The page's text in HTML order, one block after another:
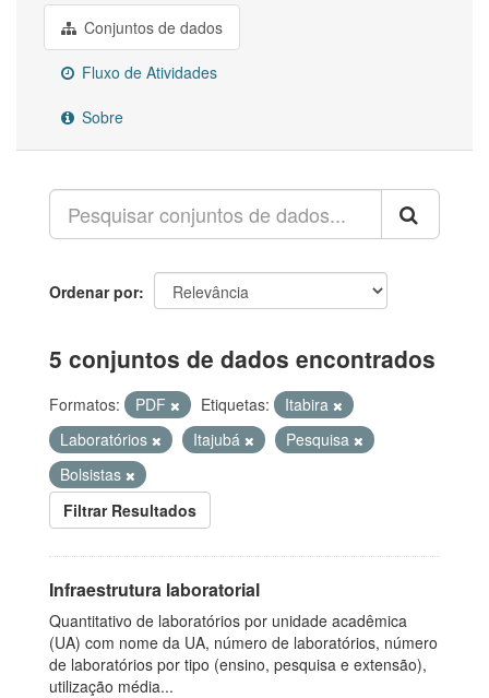
Conjuntos de dados
Fluxo de Atividades
Sobre
Ordenar por
5 conjuntos de dados encontrados
Formatos: PDF Etiquetas:
Itabira
Laboratórios
Itajubá
Pesquisa
Bolsistas
Filtrar Resultados
Infraestrutura laboratorial
Quantitativo de laboratórios por unidade acadêmica
(UA) com nome da UA, número de laboratórios, número
de laboratórios por tipo (ensino, pesquisa e extensão),
utilização média...